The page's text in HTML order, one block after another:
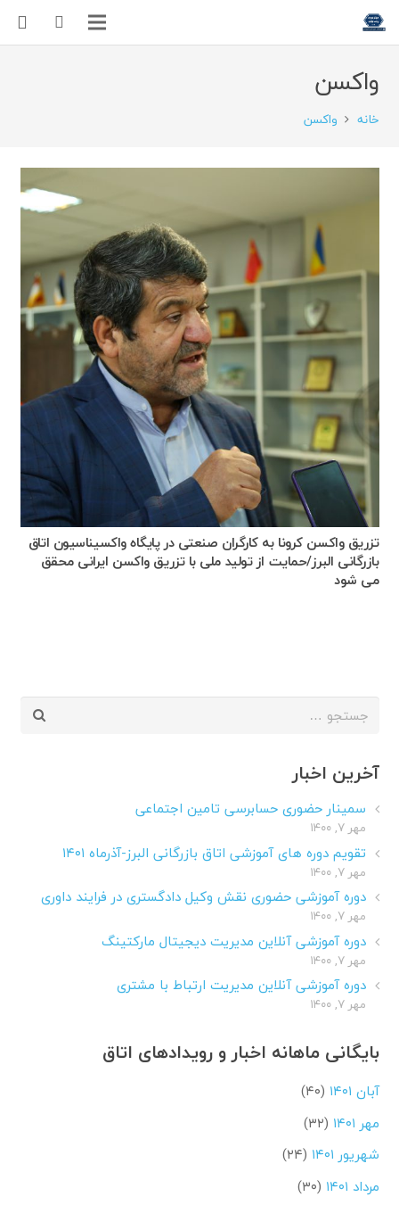
واکسن
خانه واکسن
تزریق واکسن کرونا به کارگران صنعتی در پایگاه واکسیناسیون اتاق
بازرگانی البرز/حمایت از تولید ملی با تزریق واکسن ایرانی محقق
می شود
جستجو
آخرین اخبار
سمینار حضوری حسابرسی تامین اجتماعی
مهر ۷, ۱۴۰۰
تقویم دوره های آموزشی اتاق بازرگانی البرز-آذرماه ۱۴۰۱
مهر ۷, ۱۴۰۰
دوره آموزشی حضوری نقش وکیل دادگستری در فرایند داوری
مهر ۷, ۱۴۰۰
دوره آموزشی آنلاین مدیریت دیجیتال مارکتینگ
مهر ۷, ۱۴۰۰
دوره آموزشی آنلاین مدیریت ارتباط با مشتری
مهر ۷, ۱۴۰۰
بایگانی ماهانه اخبار و رویدادهای اتاق
آبان ۱۴۰۱
(۴۰)
مهر ۱۴۰۱
(۳۲)
شهریور ۱۴۰۱
(۲۴)
مرداد ۱۴۰۱
(۳۰)